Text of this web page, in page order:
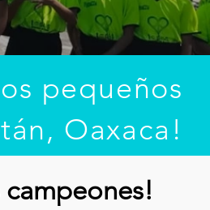
pequeños
Oaxaca!